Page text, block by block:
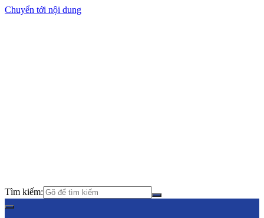
Chuyển tới nội dung
Tìm kiếm: